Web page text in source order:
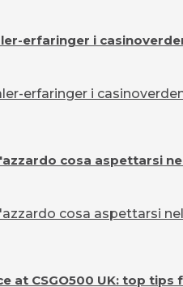
erfaringer i
erfaringer i
cosa aspettarsi
cosa aspettarsi
at CSGO500 UK: top tips